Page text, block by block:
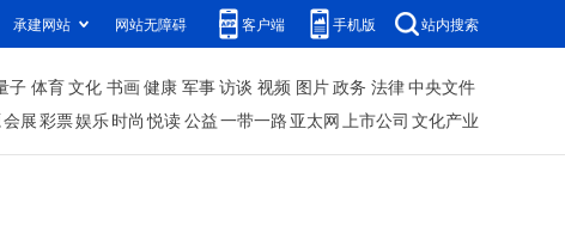
承建网站 网站无障碍 客户端 手机版 站内搜索
子 体育文化 书画健康 军事访谈 视频 图片政务 法律中央文件
会展彩票娱乐时尚 悦读公益一带一路 亚太网上市公司 文化产业